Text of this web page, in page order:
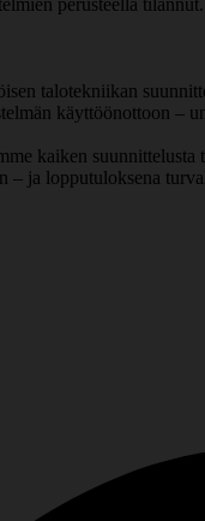
perusteella tilannut.
talotekniikan
käyttöönottoon –
kaiken suunnittelusta
ja lopputuloksena